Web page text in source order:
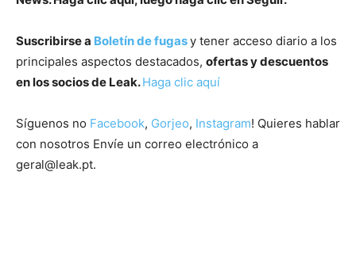
Suscribirse a Boletín de fugasy tener acceso diario a los
principales aspectos destacados, ofertas y descuentos
en los socios de Leak.Haga clic aquí
Síguenos no Facebook, Gorjeo, Instagram! Quieres hablar
con nosotros Envíe un correo electrónico a
geral@leak.pt.